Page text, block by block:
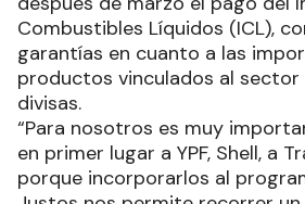
Combustibles Líquidos (ICL),
garantías en cuanto a las
productos vinculados al sector
divisas.
“Para nosotros es muy
en primer lugar a YPF, Shell, a
porque incorporarlos al